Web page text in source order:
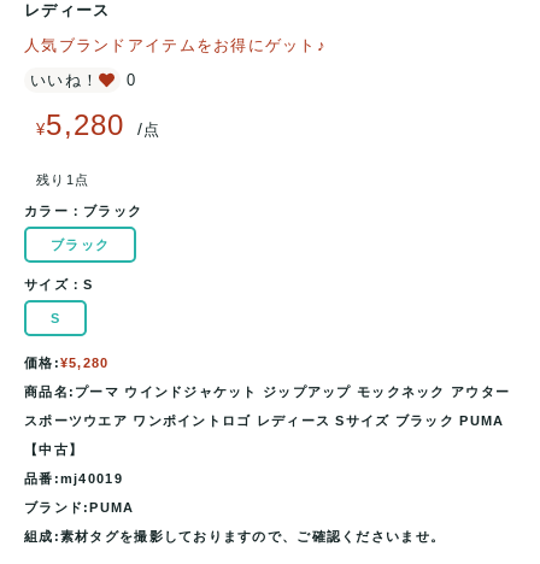
レディース
人気ブランドアイテムをお得にゲット♪
いいね！
0
¥5,280 /点
残り1点
カラー： ブラック
ブラック
サイズ：S
S
価格:¥5,280
商品名:プーマ ウインドジャケット ジップアップ モックネック アウター
スポーツウエア ワンポイントロゴ レディース Sサイズ ブラック PUMA
【中古】
品番:mj40019
ブランド:PUMA
組成:素材タグを撮影しておりますので、ご確認くださいませ。